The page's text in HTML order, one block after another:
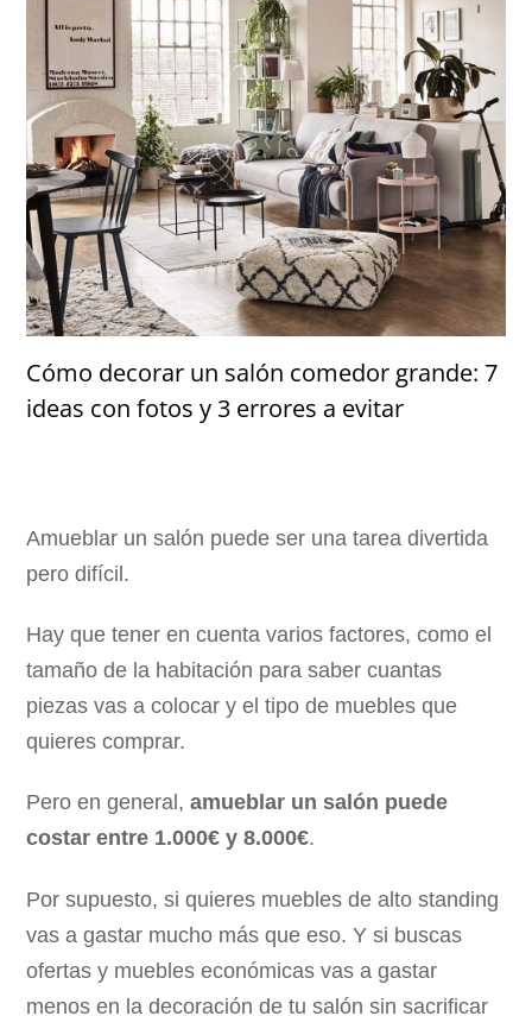
Cómo decorar un salón comedor grande: 7
ideas con fotos y 3 errores a evitar
Amueblar un salón puede ser una tarea divertida
pero difícil.
Hay que tener en cuenta varios factores, como el
tamaño de la habitación para saber cuantas
piezas vas a colocar y el tipo de muebles que
quieres comprar.
Pero en general,amueblar un salón puede
costar entre 1.000€ y 8.000€.
Por supuesto, si quieres muebles de alto standing
vas a gastar mucho más que eso. Y si buscas
ofertas y muebles económicas vas a gastar
menos en la decoración de tu salón sin sacrificar